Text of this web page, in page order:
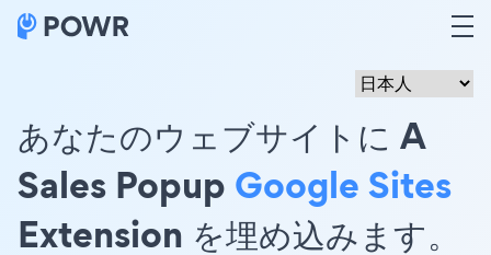
あなたのウェブサイトに A
Sales Popup Google Sites
Extension を埋め込みます。